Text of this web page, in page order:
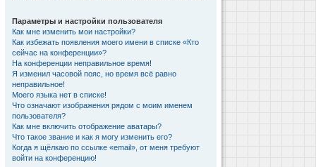
Параметры и настройки пользователя
Как мне изменить мои настройки?
Как избежать появления моего имени в списке «Кто
сейчас на конференции»?
На конференции неправильное время!
Я изменил часовой пояс, но время всё равно
неправильное!
Моего языка нет в списке!
Что означают изображения рядом с моим именем
пользователя?
Как мне включить отображение аватары?
Что такое звание и как я могу изменить его?
Когда я щёлкаю по ссылке «email», от меня требуют
войти на конференцию!